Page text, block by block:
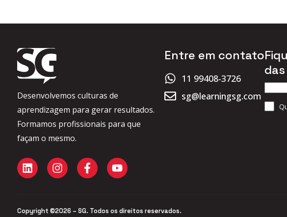
Desenvolvemos culturas de
aprendizagem para gerar resultados.
Formamos profissionais para que
façam o mesmo.
Entre em contato
11 99408-3726
sg@learningsg.com
Copyright ©2026 – SG. Todos os direitos reservados.